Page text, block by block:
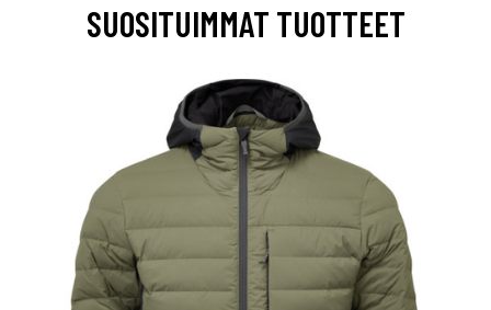
SUOSITUIMMAT TUOTTEET